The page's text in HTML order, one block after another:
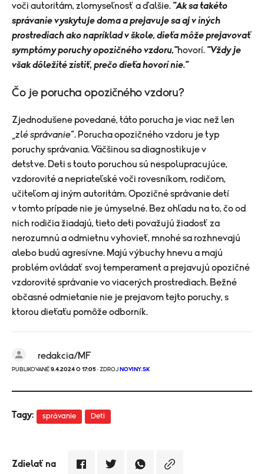
voči autoritám, zlomyseľnosť a ďalšie. "Ak sa takéto
správanie vyskytuje doma a prejavuje sa aj v iných
prostrediach ako napríklad v škole, dieťa môže prejavovať
symptómy poruchy opozičného vzdoru,"hovorí. "Vždy je
však dôležité zistiť, prečo dieťa hovorí nie."
Čo je porucha opozičného vzdoru?
Zjednodušene povedané, táto porucha je viac než len
zlé správanie“. Porucha opozičného vzdoru je typ
poruchy správania. Väčšinou sa diagnostikuje v
detstve. Deti s touto poruchou sú nespolupracujúce,
vzdorovité a nepriateľské voči rovesníkom, rodičom,
učiteľom aj iným autoritám. Opozičné správanie detí
v tomto prípade nie je úmyselné. Bez ohľadu na to, čo od
nich rodičia žiadajú, tieto deti považujú žiadosť za
nerozumnú a odmietnu vyhovieť, mnohé sa rozhnevajú
alebo budú agresívne. Majú výbuchy hnevu a majú
problém ovládať svoj temperament a prejavujú opozičné
vzdorovité správanie vo viacerých prostrediach. Bežné
občasné odmietanie nie je prejavom tejto poruchy, s
ktorou dieťaťu pomôže odborník.
redakcia/MF
PUBLIKOVANÉ 9.4.2024 O 17:05 · ZDROJ NOVINY.SK
Tagy: správanie Deti
Zdielať na